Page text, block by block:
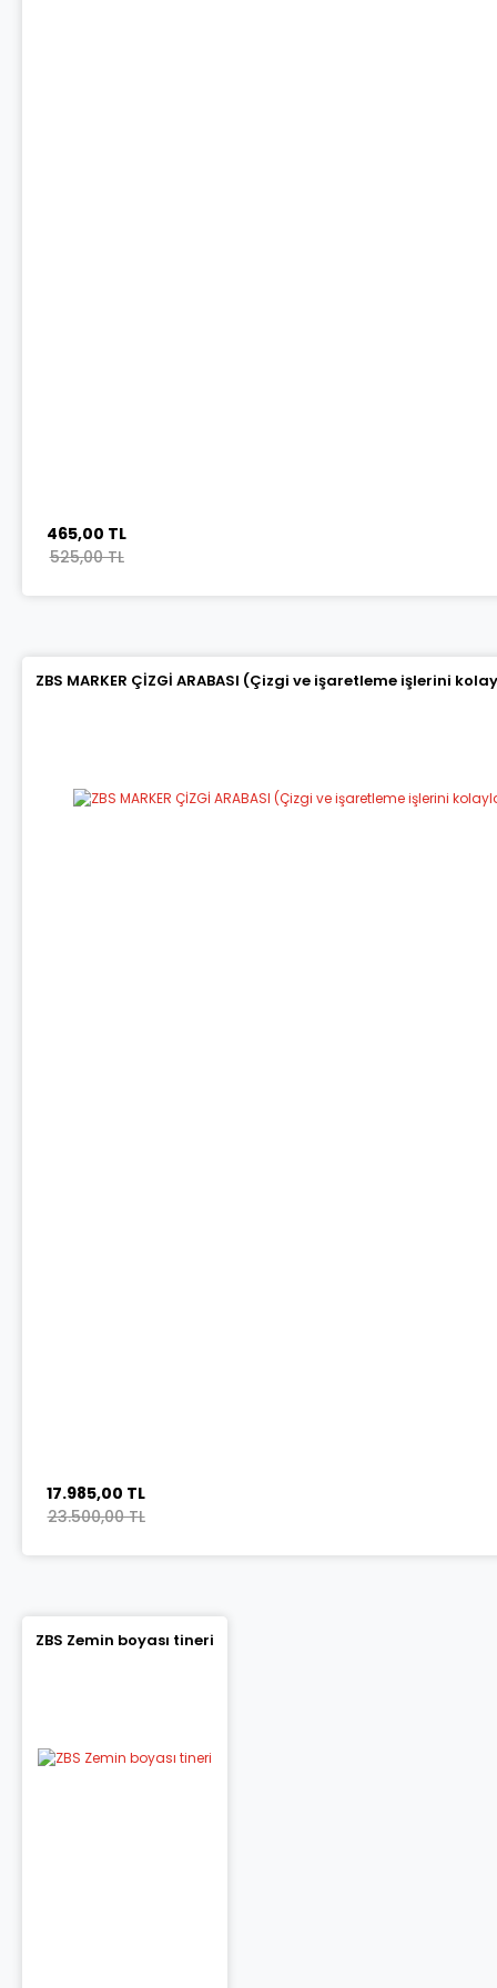
465,00 TL
525,00 TL
ZBS MARKER ÇİZGİ ARABASI (Çizgi ve işaretleme işlerini
17.985,00 TL
23.500,00 TL
ZBS Zemin boyası tineri